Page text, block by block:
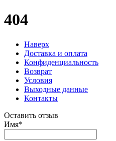
404
Наверх
Доставка и оплата
Конфиденциальность
Возврат
Условия
Выходные данные
Контакты
Оставить отзыв
Имя*